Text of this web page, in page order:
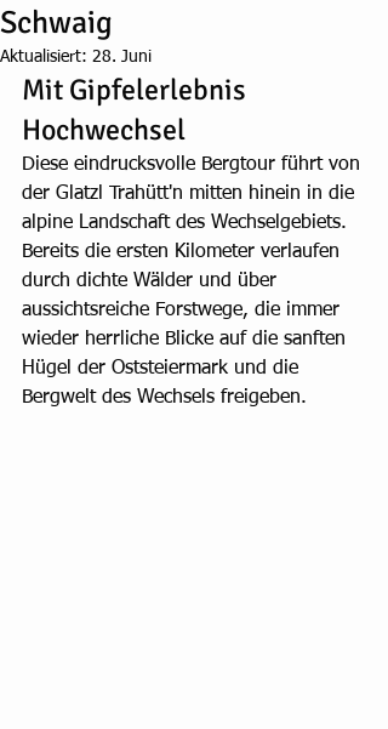
Schwaig
Aktualisiert: 28. Juni
Mit Gipfelerlebnis
Hochwechsel
Diese eindrucksvolle Bergtour führt von
der Glatzl Trahütt'n mitten hinein in die
alpine Landschaft des Wechselgebiets.
Bereits die ersten Kilometer verlaufen
durch dichte Wälder und über
aussichtsreiche Forstwege, die immer
wieder herrliche Blicke auf die sanften
Hügel der Oststeiermark und die
Bergwelt des Wechsels freigeben.